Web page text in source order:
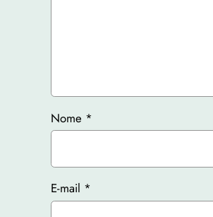
Nome *
E-mail *